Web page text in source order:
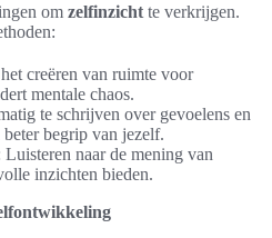
om zelfinzicht te verkrijgen.
creëren van ruimte voor
mentale chaos.
te schrijven over gevoelens en
begrip van jezelf.
naar de mening van
inzichten bieden.